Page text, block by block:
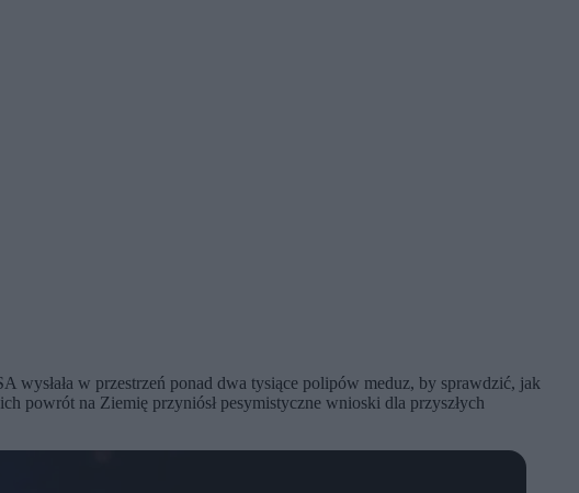
w przestrzeń ponad dwa tysiące polipów meduz, by sprawdzić, jak
powrót na Ziemię przyniósł pesymistyczne wnioski dla przyszłych